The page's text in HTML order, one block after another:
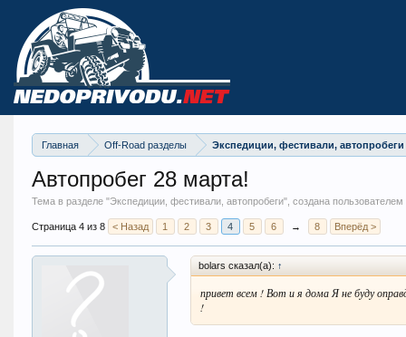
Главная Off-Road разделы Экспедиции, фестивали, автопробеги
Автопробег 28 марта!
Тема в разделе "Экспедиции, фестивали, автопробеги", создана
Страница 4 из 8 < Назад 1 2 3 4 5 6 → 8 Вперёд >
bolars сказал(а): ↑
привет всем ! Вот и я дома Я не буду
!